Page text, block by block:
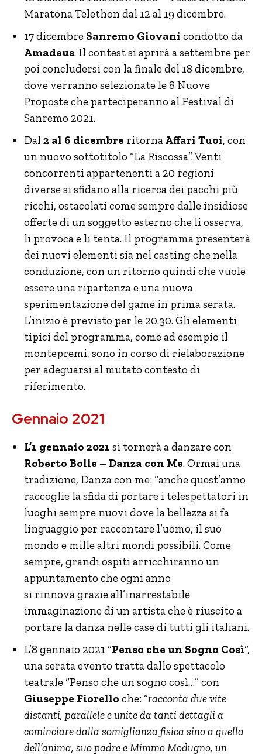
Maratona Telethon dal 12 al 19 dicembre.
17 dicembre Sanremo Giovani condotto da
Amadeus. Il contest si aprirà a settembre per
poi concludersi con la finale del 18 dicembre,
dove verranno selezionate le 8 Nuove
Proposte che parteciperanno al Festival di
Sanremo 2021.
Dal 2 al 6 dicembre ritornaAffari Tuoi, con
un nuovo sottotitolo “La Riscossa”. Venti
concorrenti appartenenti a 20 regioni
diverse si sfidano alla ricerca dei pacchi più
ricchi, ostacolati come sempre dalle insidiose
offerte di un soggetto esterno che li osserva,
li provoca e li tenta. Il programma presenterà
dei nuovi elementi sia nel casting che nella
conduzione, con un ritorno quindi che vuole
essere una ripartenza e una nuova
sperimentazione del game in prima serata.
L’inizio è previsto per le 20.30. Gli elementi
tipici del programma, come ad esempio il
montepremi, sono in corso di rielaborazione
per adeguarsi al mutato contesto di
riferimento.
Gennaio 2021
L’1 gennaio 2021 si tornerà a danzare con
Roberto Bolle – Danza con Me. Ormai una
tradizione, Danza con me: “anche quest’anno
raccoglie la sfida di portare i telespettatori in
luoghi sempre nuovi dove la bellezza si fa
linguaggio per raccontare l’uomo, il suo
mondo e mille altri mondi possibili. Come
sempre, grandi ospiti arricchiranno un
appuntamento che ogni anno
si rinnova grazie all’inarrestabile
immaginazione di un artista che è riuscito a
portare la danza nelle case di tutti gli italiani.
L’8 gennaio 2021 “Penso che un Sogno Così“,
una serata evento tratta dallo spettacolo
teatrale “Penso che un sogno così…” con
Giuseppe Fiorello che: “racconta due vite
distanti, parallele e unite da tanti dettagli a
cominciare dalla somiglianza fisica sino a quella
dell’anima, suo padre e Mimmo Modugno, un